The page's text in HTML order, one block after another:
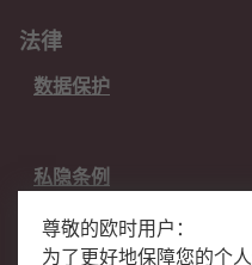
法律
数据保护
私隐条例
尊敬的欧时用户：
为了更好地保障您的个